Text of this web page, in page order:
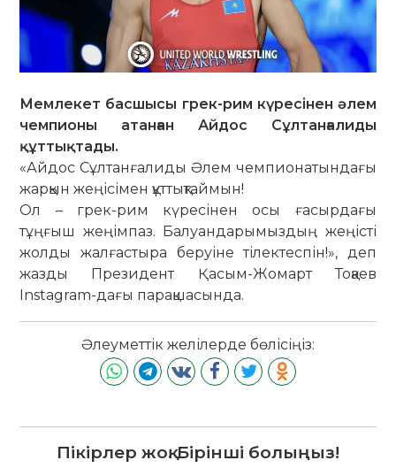
Мемлекет басшысы грек-рим күресінен әлем
чемпионы атанған Айдос Сұлтанғалиды
құттықтады.
«Айдос Сұлтанғалиды Әлем чемпионатындағы
жарқын жеңісімен құттықтаймын!
Ол – грек-рим күресінен осы ғасырдағы
тұңғыш жеңімпаз. Балуандарымыздың жеңісті
жолды жалғастыра беруіне тілектеспін!», деп
жазды Президент Қасым-Жомарт Тоқаев
Instagram-дағы парақшасында.
Әлеуметтік желілерде бөлісіңіз:
Пікірлер жоқ. Бірінші болыңыз!